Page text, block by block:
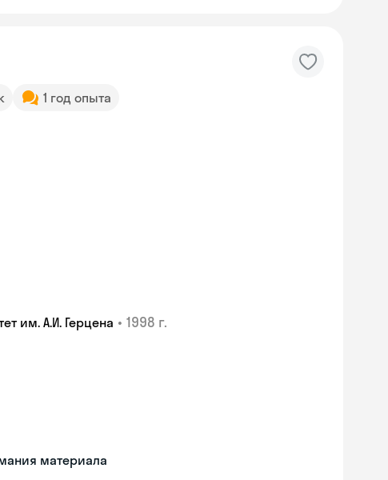
1 год опыта
им. А.И. Герцена • 1998 г.
материала